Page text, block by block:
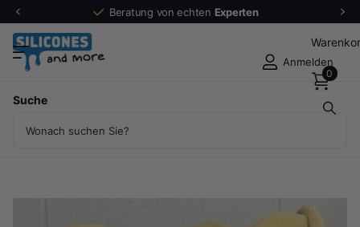
Beratung von echten Experten
Suche
Anmelden
0
Teilen Sie
Jus-Dip™ Starterkit, Fertig Schlicker- und Besandungskit